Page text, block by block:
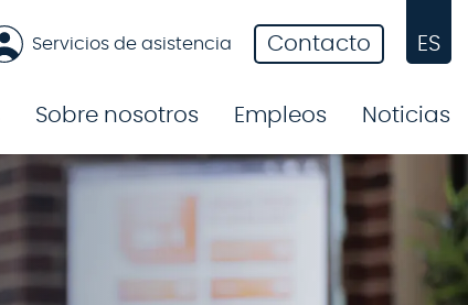
Servicios de asistencia Contacto ES
Sobre nosotros Empleos Noticias